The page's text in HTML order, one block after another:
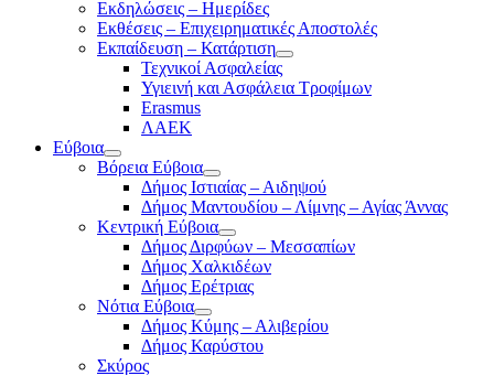
Εκδηλώσεις – Ημερίδες
Εκθέσεις – Επιχειρηματικές Αποστολές
Εκπαίδευση – Κατάρτιση
Τεχνικοί Ασφαλείας
Υγιεινή και Ασφάλεια Τροφίμων
Erasmus
ΛΑΕΚ
Εύβοια
Βόρεια Εύβοια
Δήμος Ιστιαίας – Αιδηψού
Δήμος Μαντουδίου – Λίμνης – Αγίας Άννας
Κεντρική Εύβοια
Δήμος Διρφύων – Μεσσαπίων
Δήμος Χαλκιδέων
Δήμος Ερέτριας
Νότια Εύβοια
Δήμος Κύμης – Αλιβερίου
Δήμος Καρύστου
Σκύρος